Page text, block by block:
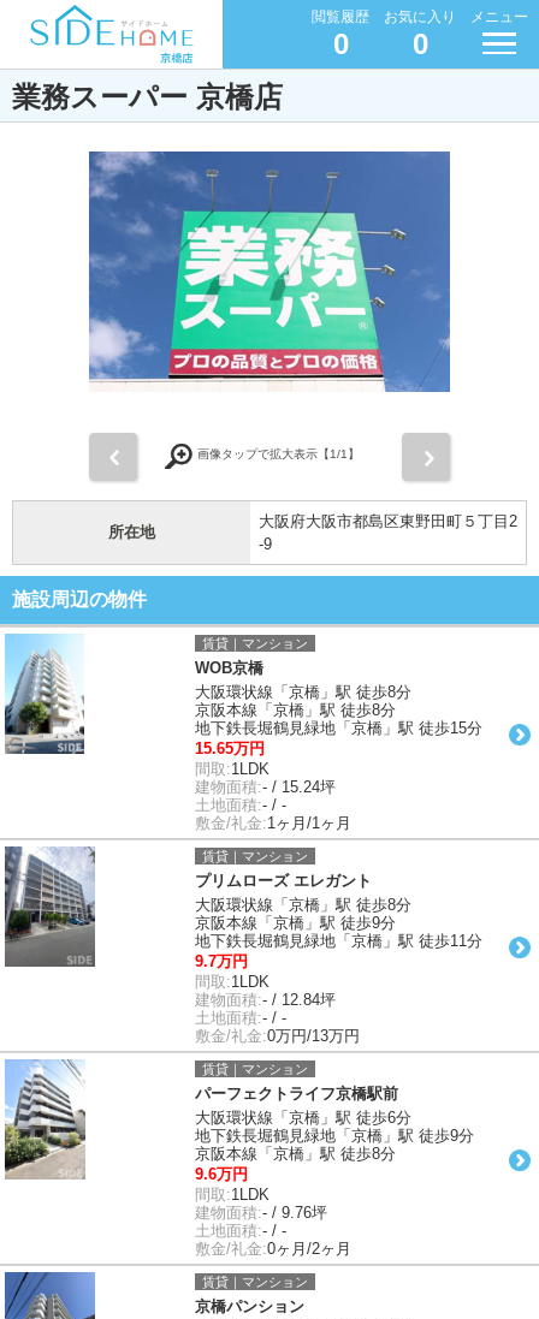
閲覧履歴
0
お気に入り
0
メニュー
業務スーパー 京橋店
画像タップで拡大表示【1/1】
所在地
大阪府大阪市都島区東野田町５丁目2
-9
施設周辺の物件
賃貸｜マンション
WOB京橋
大阪環状線「京橋」駅 徒歩8分
京阪本線「京橋」駅 徒歩8分
地下鉄長堀鶴見緑地「京橋」駅 徒歩15分
15.65万円
間取:1LDK
建物面積:- / 15.24坪
土地面積:- / -
敷金/礼金:1ヶ月/1ヶ月
賃貸｜マンション
プリムローズ エレガント
大阪環状線「京橋」駅 徒歩8分
京阪本線「京橋」駅 徒歩9分
地下鉄長堀鶴見緑地「京橋」駅 徒歩11分
9.7万円
間取:1LDK
建物面積:- / 12.84坪
土地面積:- / -
敷金/礼金:0万円/13万円
賃貸｜マンション
パーフェクトライフ京橋駅前
大阪環状線「京橋」駅 徒歩6分
地下鉄長堀鶴見緑地「京橋」駅 徒歩9分
京阪本線「京橋」駅 徒歩8分
9.6万円
間取:1LDK
建物面積:- / 9.76坪
土地面積:- / -
敷金/礼金:0ヶ月/2ヶ月
賃貸｜マンション
京橋パンション